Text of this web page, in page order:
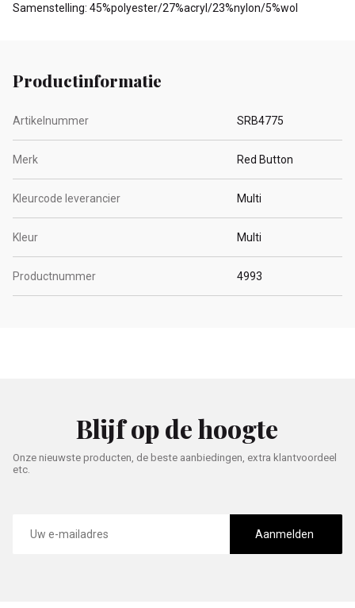
Samenstelling: 45%polyester/27%acryl/23%nylon/5%wol
Productinformatie
Artikelnummer SRB4775
Merk Red Button
Kleurcode leverancier Multi
Kleur Multi
Productnummer 4993
Blijf op de hoogte
Onze nieuwste producten, de beste aanbiedingen, extra klantvoordeel
etc.
mailadres
Aanmelden